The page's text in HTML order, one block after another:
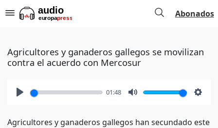
Abonados
Agricultores y ganaderos gallegos se movilizan
contra el acuerdo con Mercosur
01:48
Agricultores y ganaderos gallegos han secundado este